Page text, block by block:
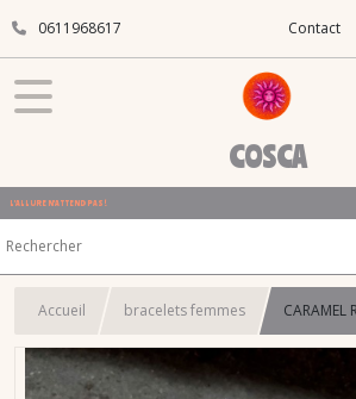
0611968617 Contact
COSCA
L'ALLURE N'ATTEND PAS !
Accueil bracelets femmes CARAMEL